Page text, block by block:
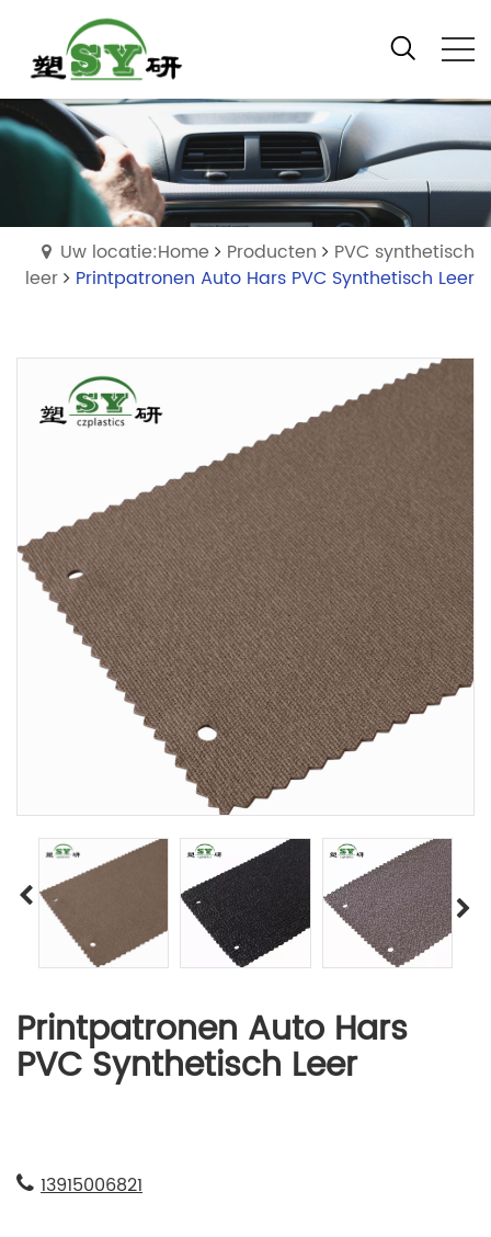
Uw locatie:Home Producten
PVC synthetisch
leer
Printpatronen Auto Hars PVC Synthetisch Leer
Printpatronen Auto Hars
PVC Synthetisch Leer
13915006821